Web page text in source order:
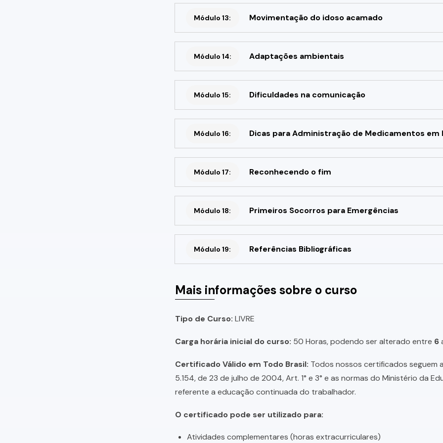
Módulo 13: Movimentação do idoso acamado
Módulo 14: Adaptações ambientais
Módulo 15: Dificuldades na comunicação
Módulo 16: Dicas para Administração de Medicamentos em
Módulo 17: Reconhecendo o fim
Módulo 18: Primeiros Socorros para Emergências
Módulo 19: Referências Bibliográficas
Mais informações sobre o curso
Tipo de Curso: LIVRE
Carga horária inicial do curso: 50 Horas, podendo ser alterado entre 6
Certificado Válido em Todo Brasil: Todos nossos certificados seguem
5.154, de 23 de julho de 2004, Art. 1° e 3° e as normas do Ministério da
referente a educação continuada do trabalhador.
O certificado pode ser utilizado para:
Atividades complementares (horas extracurriculares)